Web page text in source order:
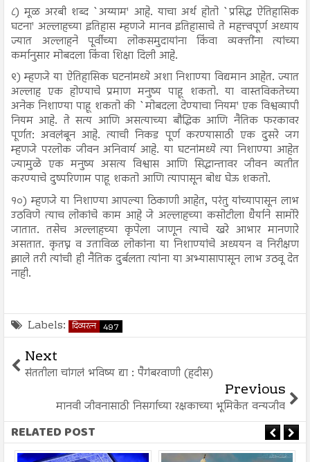
८) मूळ अरबी शब्द `अय्याम' आहे. याचा अर्थ होतो `प्रसिद्ध ऐतिहासिक
घटना' अल्लाहच्या इतिहास म्हणजे मानव इतिहासाचे ते महत्त्वपूर्ण अध्याय
ज्यात अल्लाहने पूर्वीच्या लोकसमुदायांना किंवा व्यक्तींना त्यांच्या
कर्मानुसार मोबदला किंवा शिक्षा दिली आहे.
९) म्हणजे या ऐतिहासिक घटनांमध्ये अशा निशाण्या विद्यमान आहेत. ज्यात
अल्लाह एक होण्याचे प्रमाण मनुष्य पाहू शकतो. या वास्तविकतेच्या
अनेक निशाण्या पाहू शकतो की `मोबदला देण्याचा नियम' एक विश्वव्यापी
नियम आहे. ते सत्य आणि असत्याच्या बौद्धिक आणि नैतिक फरकावर
पूर्णत: अवलंबून आहे. त्याची निकड पूर्ण करण्यासाठी एक दुसरे जग
म्हणजे परलोक जीवन अनिवार्य आहे. या घटनांमध्ये त्या निशाण्या आहेत
ज्यामुळे एक मनुष्य असत्य विश्वास आणि सिद्धान्तावर जीवन व्यतीत
करण्याचे दुष्परिणाम पाहू शकतो आणि त्यापासून बोध घेऊ शकतो.
१०) म्हणजे या निशाण्या आपल्या ठिकाणी आहेत, परंतु यांच्यापासून लाभ
उठविणे त्याच लोकांचे काम आहे जे अल्लाहच्या कसोटीला धैर्याने सामोरे
जातात. तसेच अल्लाहच्या कृपेला जाणून त्याचे खरे आभार मानणारे
असतात. कृतघ्न व उताविळ लोकांना या निशाण्यांचे अध्ययन व निरीक्षण
झाले तरी त्यांची ही नैतिक दुर्बलता त्यांना या अभ्यासापासून लाभ उठवू देत
नाही.
Labels: दिव्यरत्न 497
Next
संततीला चांगलं भविष्य द्या : पैगंबरवाणी (हदीस)
Previous
मानवी जीवनासाठी निसर्गाच्या रक्षकाच्या भूमिकेत वन्यजीव
RELATED POST